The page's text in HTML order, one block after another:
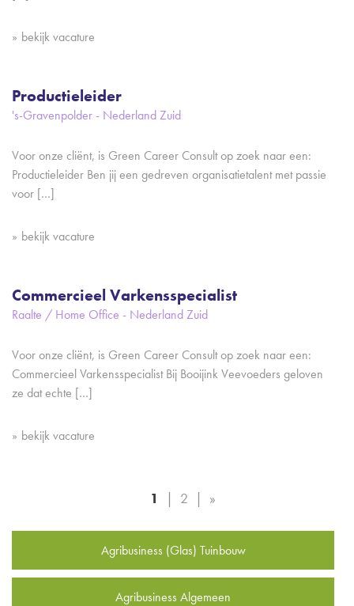
bekijk vacature
Productieleider
's-Gravenpolder - Nederland Zuid
Voor onze cliënt, is Green Career Consult op zoek naar een:
Productieleider Ben jij een gedreven organisatietalent met passie
voor […]
bekijk vacature
Commercieel Varkensspecialist
Raalte / Home Office - Nederland Zuid
Voor onze cliënt, is Green Career Consult op zoek naar een:
Commercieel Varkensspecialist Bij Booijink Veevoeders geloven
ze dat echte […]
bekijk vacature
1 2 »
Agribusiness (Glas) Tuinbouw
Agribusiness Algemeen